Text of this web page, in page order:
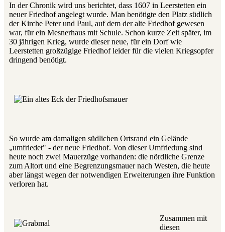
In der Chronik wird uns berichtet, dass 1607 in Leerstetten ein
neuer Friedhof angelegt wurde. Man benötigte den Platz südlich
der Kirche Peter und Paul, auf dem der alte Friedhof gewesen
war, für ein Mesnerhaus mit Schule. Schon kurze Zeit später, im
30 jährigen Krieg, wurde dieser neue, für ein Dorf wie
Leerstetten großzügige Friedhof leider für die vielen Kriegsopfer
dringend benötigt.
So wurde am damaligen südlichen Ortsrand ein Gelände
„umfriedet" - der neue Friedhof. Von dieser Umfriedung sind
heute noch zwei Mauerzüge vorhanden: die nördliche Grenze
zum Altort und eine Begrenzungsmauer nach Westen, die heute
aber längst wegen der notwendigen Erweiterungen ihre Funktion
verloren hat.
Zusammen mit
diesen